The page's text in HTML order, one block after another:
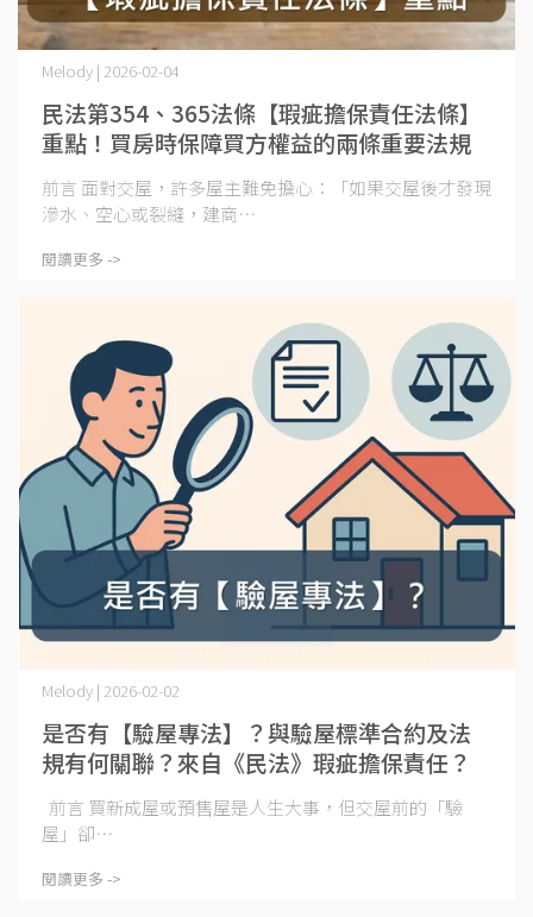
民法第354、365法條【瑕疵擔保責任法條】
重點！買房時保障買方權益的兩條重要法規
Melody | 2026-02-04
前言 面對交屋，許多屋主難免擔心：「如果交屋後才發現
滲水、空心或裂縫，建商⋯
閱讀更多 ->
是否有【驗屋專法】？與驗屋標準合約及法
規有何關聯？來自《民法》瑕疵擔保責任？
Melody | 2026-02-02
前言 買新成屋或預售屋是人生大事，但交屋前的「驗
屋」卻⋯
閱讀更多 ->